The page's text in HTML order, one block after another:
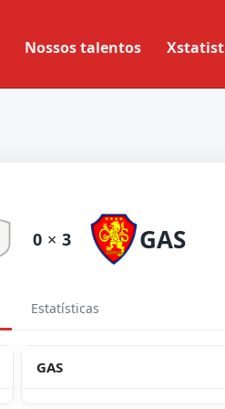
Nossos talentos
0 × 3 GAS
Estatísticas
GAS